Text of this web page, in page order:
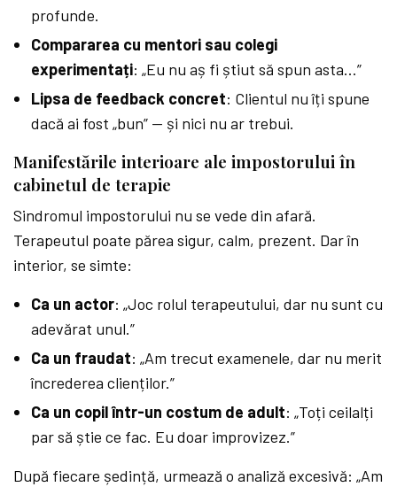
profunde.
Compararea cu mentori sau colegi
experimentați: „Eu nu aș fi știut să spun asta…”
Lipsa de feedback concret: Clientul nu îți spune
dacă ai fost „bun” — și nici nu ar trebui.
Manifestările interioare ale impostorului în
cabinetul de terapie
Sindromul impostorului nu se vede din afară.
Terapeutul poate părea sigur, calm, prezent. Dar în
interior, se simte:
Ca un actor: „Joc rolul terapeutului, dar nu sunt cu
adevărat unul.”
Ca un fraudat: „Am trecut examenele, dar nu merit
încrederea clienților.”
Ca un copil într-un costum de adult: „Toți ceilalți
par să știe ce fac. Eu doar improvizez.”
După fiecare ședință, urmează o analiză excesivă: „Am